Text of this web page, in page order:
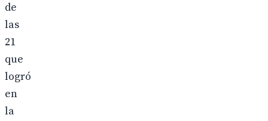
de
las
21
que
logró
en
la